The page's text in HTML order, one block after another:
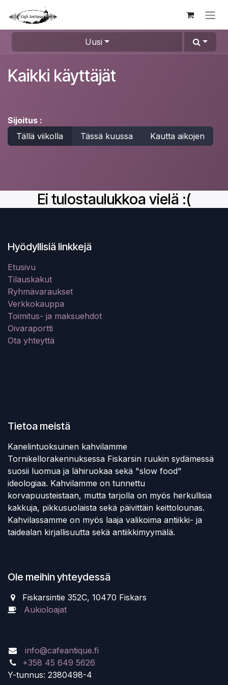
Siirry sisältöön
Uusi
Kaikki käyttäjät
Sijoitus :
Tällä viikolla
Tässä kuussa Kautta aikojen
Ei tulostaulukkoa vielä :(
Hyödyllisiä linkkejä
Etusivu
Tilauskakut
Ryhmävaraukset
Verkkokauppa
Toimitus- ja maksuehdot
Oivaraportti
Ota yhteyttä
Tietoa meistä
Kanelintuoksuinen kahvilamme
Tornikellorakennuksessa Fiskarsin ruukin sydämessä
suosii luomua ja lähiruokaa sekä "slow food"
ideologiaa. Kahvilamme on tunnettu
korvapuusteistaan, mutta tarjolla on myös herkullisia
kakkuja, pikkusuolaista sekä päivittäin keittolounas.
Kahvilassamme on myös laaja valikoima antiikki- ja
taidealan kirjallisuutta sekä antiikkimyymälä.
Ole meihin yhteydessä
Fiskarsintie 352C, 10470 Fiskars
Aukioloajat
info@cafeantique.fi
+358 45 649 5626
Y-tunnus: 2380498-4